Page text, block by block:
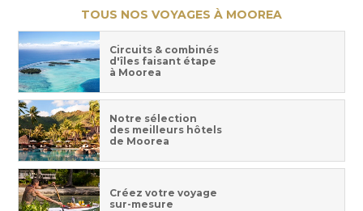
TOUS NOS VOYAGES À MOOREA
Circuits & combinés
d'îles faisant étape
à Moorea
Notre sélection
des meilleurs hôtels
de Moorea
Créez votre voyage
sur-mesure